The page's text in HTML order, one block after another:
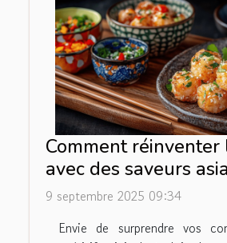
Comment
avec des saveurs
9 septembre 2025 09:34
Envie de surprendre vos